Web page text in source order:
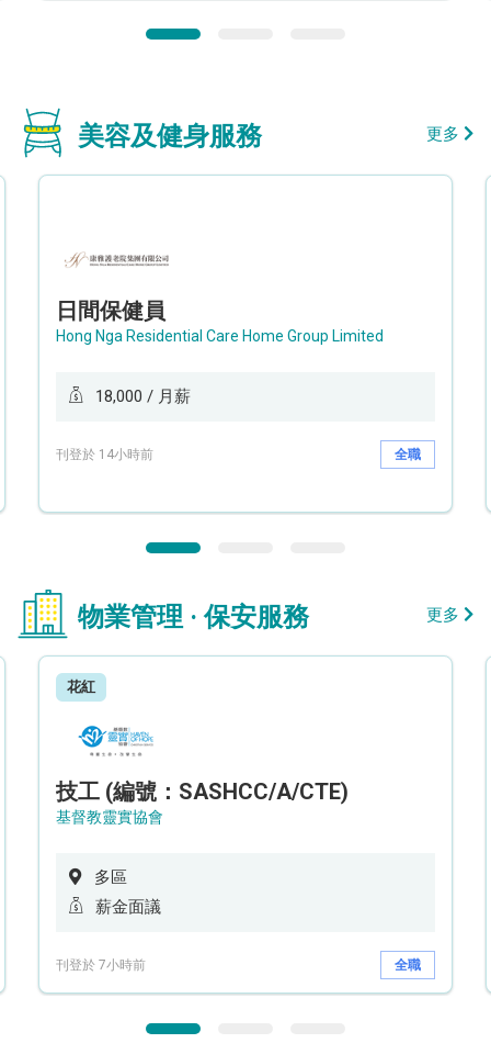
美容及健身服務 更多
日間保健員
Hong Nga Residential Care Home Group Limited
18,000 / 月薪
刊登於 14小時前 全職
物業管理 · 保安服務 更多
花紅
技工 (編號：SASHCC/A/CTE)
基督教靈實協會
多區
薪金面議
刊登於 7小時前 全職